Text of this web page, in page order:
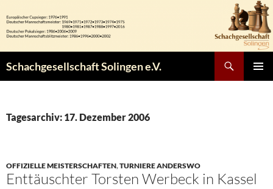
Inhalt
springen
Schachgesellschaft Solingen e.V.
Tagesarchiv: 17. Dezember 2006
OFFIZIELLE MEISTERSCHAFTEN,TURNIERE ANDERSWO
Enttäuschter Torsten Werbeck in Kassel